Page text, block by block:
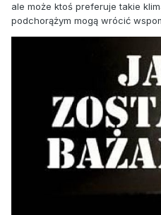
ale może ktoś preferuje takie
podchorążym mogą wrócić